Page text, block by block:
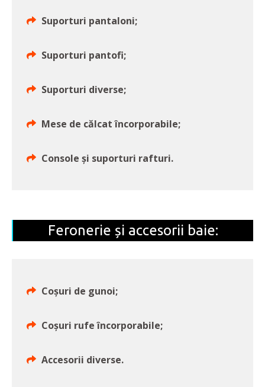
Suporturi pantaloni;
Suporturi pantofi;
Suporturi diverse;
Mese de călcat încorporabile;
Console și suporturi rafturi.
Feronerie și accesorii baie:
Coșuri de gunoi;
Coșuri rufe încorporabile;
Accesorii diverse.